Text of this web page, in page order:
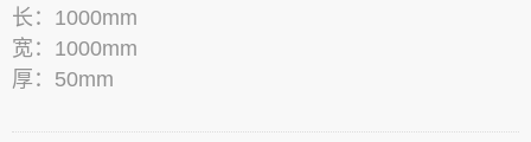
长：1000mm
宽：1000mm
厚：50mm